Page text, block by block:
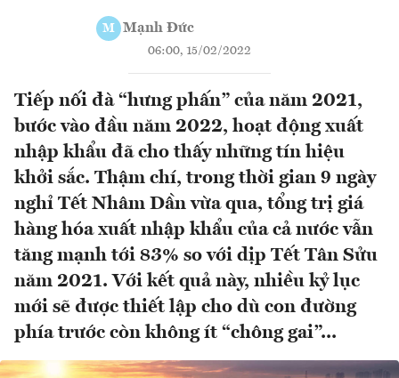
M Mạnh Đức
06:00, 15/02/2022
Tiếp nối đà “hưng phấn” của năm 2021,
bước vào đầu năm 2022, hoạt động xuất
nhập khẩu đã cho thấy những tín hiệu
khởi sắc. Thậm chí, trong thời gian 9 ngày
nghỉ Tết Nhâm Dần vừa qua, tổng trị giá
hàng hóa xuất nhập khẩu của cả nước vẫn
tăng mạnh tới 83% so với dịp Tết Tân Sửu
năm 2021. Với kết quả này, nhiều kỷ lục
mới sẽ được thiết lập cho dù con đường
phía trước còn không ít “chông gai”...